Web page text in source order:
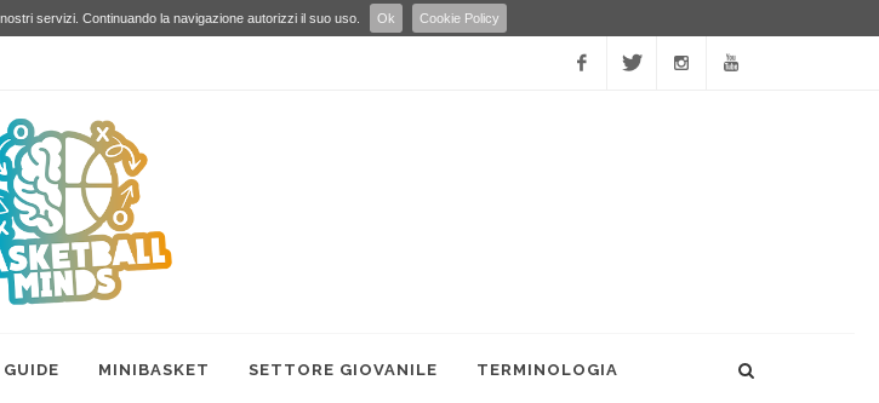
servizi. Continuando la navigazione autorizzi il suo uso. Ok Cookie Policy
GUIDE MINIBASKET SETTORE GIOVANILE TERMINOLOGIA